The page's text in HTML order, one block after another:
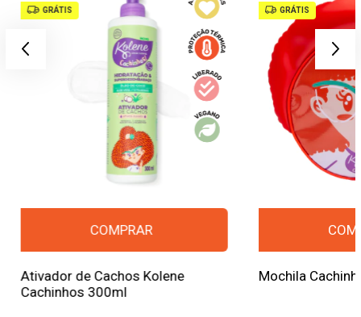
GRÁTIS
Ativador de Cachos Kolene
Cachinhos 300ml
GRÁTIS
Mochila